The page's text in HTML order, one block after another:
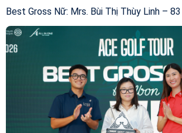
Best Gross Nữ: Mrs. Bùi Thị Thùy Linh –